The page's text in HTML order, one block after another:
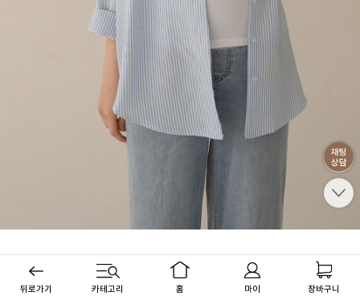
뒤로가기 카테고리 홈 마이 장바구니